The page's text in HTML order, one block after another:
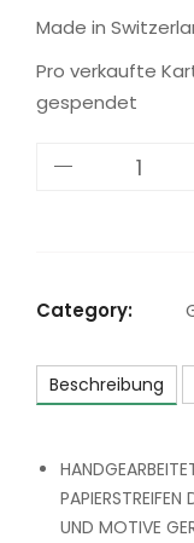
Made in
Pro verkaufte
gespendet
Category:
Beschreibung
PAPIERSTREIFEN
UND MOTIVE